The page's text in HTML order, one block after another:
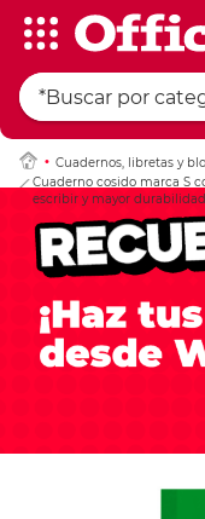
Cuadernos, libretas y
Cuaderno cosido marca S
escribir y mayor